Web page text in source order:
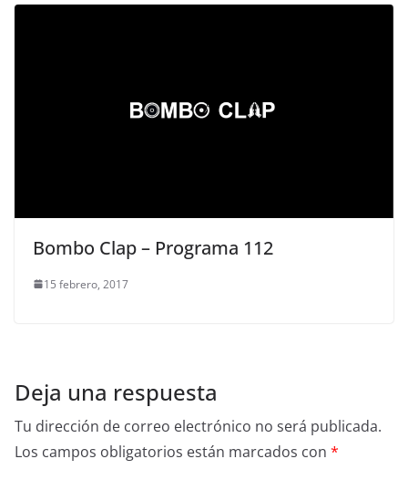
Bombo Clap – Programa 112
15 febrero, 2017
Deja una respuesta
Tu dirección de correo electrónico no será publicada.
Los campos obligatorios están marcados con *